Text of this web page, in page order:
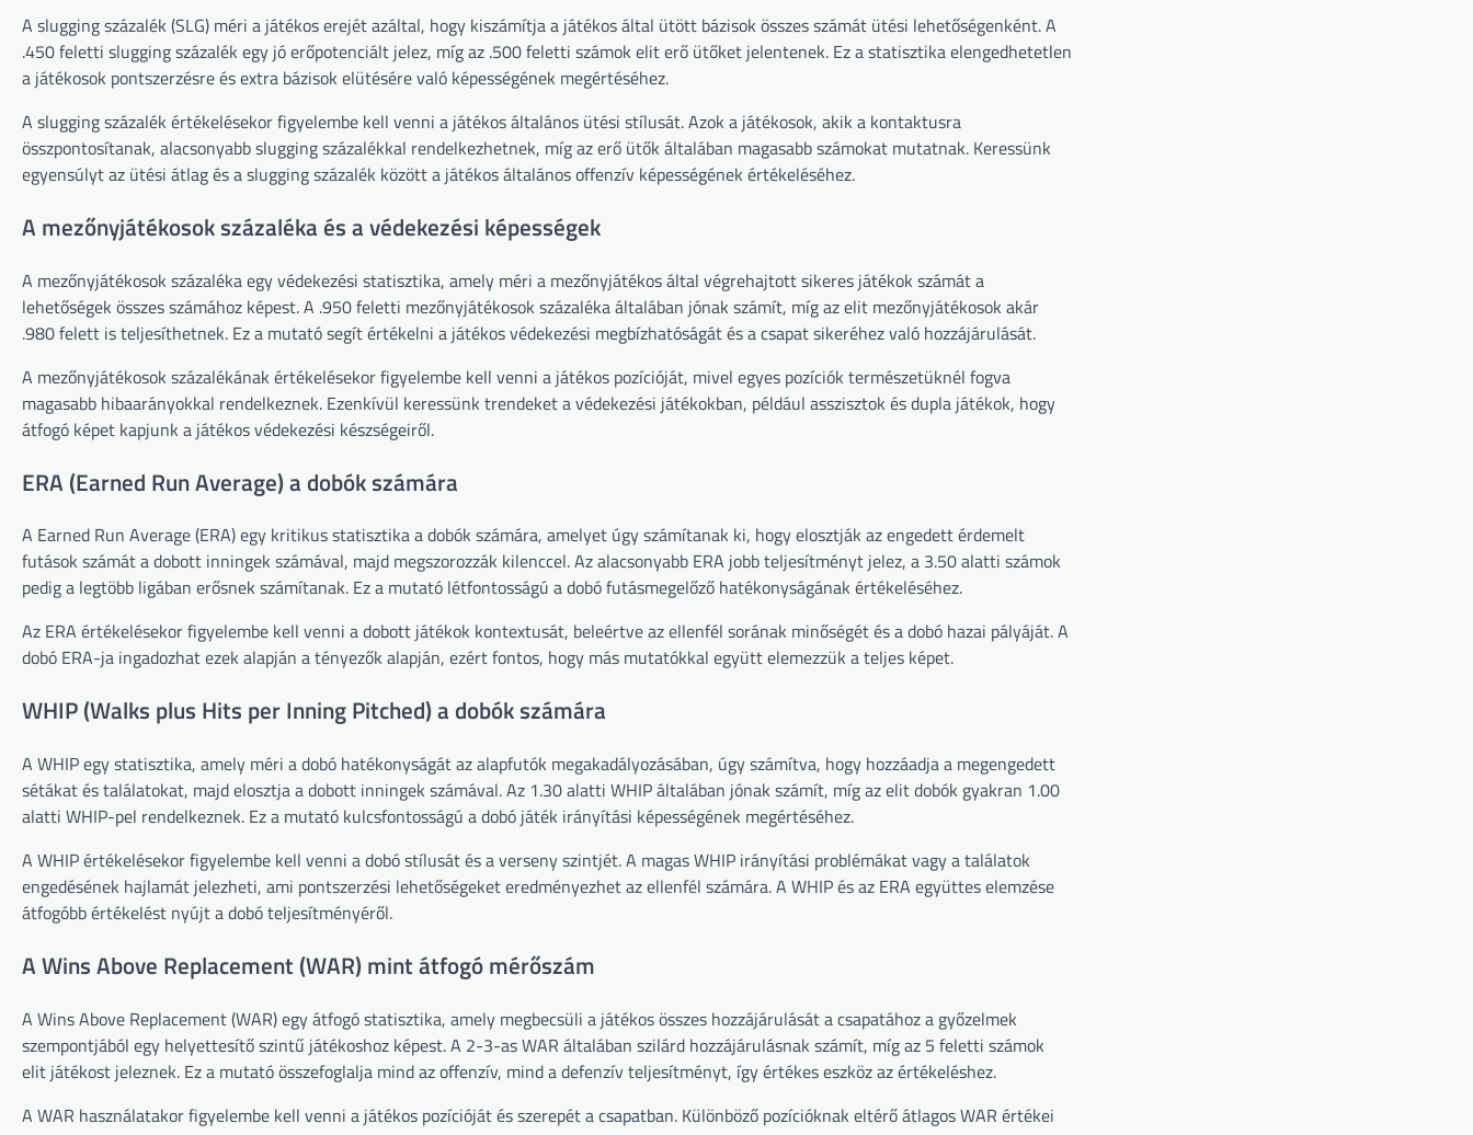
A slugging százalék (SLG) méri a játékos erejét azáltal, hogy kiszámítja a játékos által ütött bázisok összes számát ütési lehetőségenként. A
.450 feletti slugging százalék egy jó erőpotenciált jelez, míg az .500 feletti számok elit erő ütőket jelentenek. Ez a statisztika elengedhetetlen
a játékosok pontszerzésre és extra bázisok elütésére való képességének megértéséhez.
A slugging százalék értékelésekor figyelembe kell venni a játékos általános ütési stílusát. Azok a játékosok, akik a kontaktusra
összpontosítanak, alacsonyabb slugging százalékkal rendelkezhetnek, míg az erő ütők általában magasabb számokat mutatnak. Keressünk
egyensúlyt az ütési átlag és a slugging százalék között a játékos általános offenzív képességének értékeléséhez.
A mezőnyjátékosok százaléka és a védekezési képességek
A mezőnyjátékosok százaléka egy védekezési statisztika, amely méri a mezőnyjátékos által végrehajtott sikeres játékok számát a
lehetőségek összes számához képest. A .950 feletti mezőnyjátékosok százaléka általában jónak számít, míg az elit mezőnyjátékosok akár
.980 felett is teljesíthetnek. Ez a mutató segít értékelni a játékos védekezési megbízhatóságát és a csapat sikeréhez való hozzájárulását.
A mezőnyjátékosok százalékának értékelésekor figyelembe kell venni a játékos pozícióját, mivel egyes pozíciók természetüknél fogva
magasabb hibaarányokkal rendelkeznek. Ezenkívül keressünk trendeket a védekezési játékokban, például asszisztok és dupla játékok, hogy
átfogó képet kapjunk a játékos védekezési készségeiről.
ERA (Earned Run Average) a dobók számára
A Earned Run Average (ERA) egy kritikus statisztika a dobók számára, amelyet úgy számítanak ki, hogy elosztják az engedett érdemelt
futások számát a dobott inningek számával, majd megszorozzák kilenccel. Az alacsonyabb ERA jobb teljesítményt jelez, a 3.50 alatti számok
pedig a legtöbb ligában erősnek számítanak. Ez a mutató létfontosságú a dobó futásmegelőző hatékonyságának értékeléséhez.
Az ERA értékelésekor figyelembe kell venni a dobott játékok kontextusát, beleértve az ellenfél sorának minőségét és a dobó hazai pályáját. A
dobó ERA-ja ingadozhat ezek alapján a tényezők alapján, ezért fontos, hogy más mutatókkal együtt elemezzük a teljes képet.
WHIP (Walks plus Hits per Inning Pitched) a dobók számára
A WHIP egy statisztika, amely méri a dobó hatékonyságát az alapfutók megakadályozásában, úgy számítva, hogy hozzáadja a megengedett
sétákat és találatokat, majd elosztja a dobott inningek számával. Az 1.30 alatti WHIP általában jónak számít, míg az elit dobók gyakran 1.00
alatti WHIP-pel rendelkeznek. Ez a mutató kulcsfontosságú a dobó játék irányítási képességének megértéséhez.
A WHIP értékelésekor figyelembe kell venni a dobó stílusát és a verseny szintjét. A magas WHIP irányítási problémákat vagy a találatok
engedésének hajlamát jelezheti, ami pontszerzési lehetőségeket eredményezhet az ellenfél számára. A WHIP és az ERA együttes elemzése
átfogóbb értékelést nyújt a dobó teljesítményéről.
A Wins Above Replacement (WAR) mint átfogó mérőszám
A Wins Above Replacement (WAR) egy átfogó statisztika, amely megbecsüli a játékos összes hozzájárulását a csapatához a győzelmek
szempontjából egy helyettesítő szintű játékoshoz képest. A 2-3-as WAR általában szilárd hozzájárulásnak számít, míg az 5 feletti számok
elit játékost jeleznek. Ez a mutató összefoglalja mind az offenzív, mind a defenzív teljesítményt, így értékes eszköz az értékeléshez.
A WAR használatakor figyelembe kell venni a játékos pozícióját és szerepét a csapatban. Különböző pozícióknak eltérő átlagos WAR értékei